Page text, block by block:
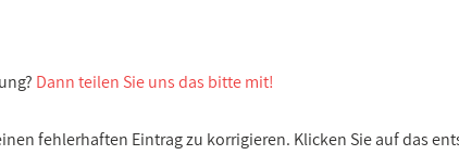
Dann teilen Sie uns das bitte mit!
fehlerhaften Eintrag zu korrigieren. Klicken Sie auf das